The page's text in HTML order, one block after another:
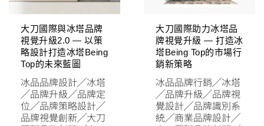
大刀國際與冰塔品牌
視覺升級2.0 — 以策
略設計打造冰塔Being
Top的未來藍圖
冰品品牌設計╱冰塔
╱品牌升級╱品牌定
位╱品牌策略設計╱
品牌視覺創新╱大刀
大刀國際助力冰塔品
牌視覺升級 — 打造冰
塔Being Top的市場行
銷新策略
冰品品牌行銷╱冰塔
╱品牌升級╱品牌視
覺設計╱品牌識別系
統╱商業品牌設計╱